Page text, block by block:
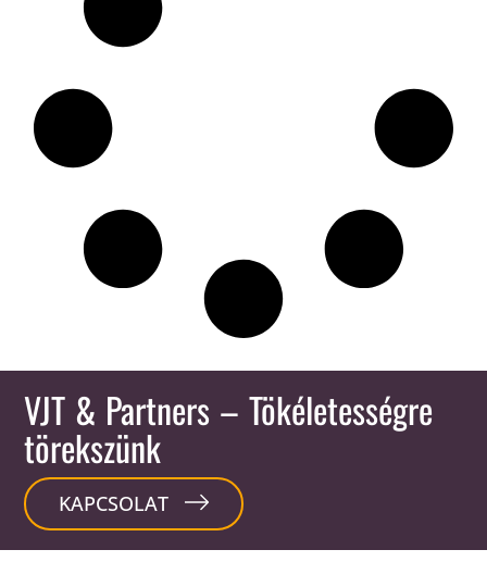
VJT & Partners – Tökéletességre
törekszünk
KAPCSOLAT